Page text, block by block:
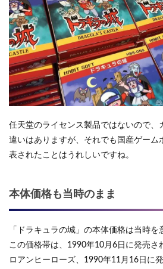
任天堂のライセンス製品ではないので、
違いはありますが、それでも国産ゲーム
表されたことはうれしいですね。
本体価格も当時のまま
「ドラキュラの城」の本体価格は当時を
この価格帯は、1990年10月6日に発売さ
ロアンヒーローズ、1990年11月16日に